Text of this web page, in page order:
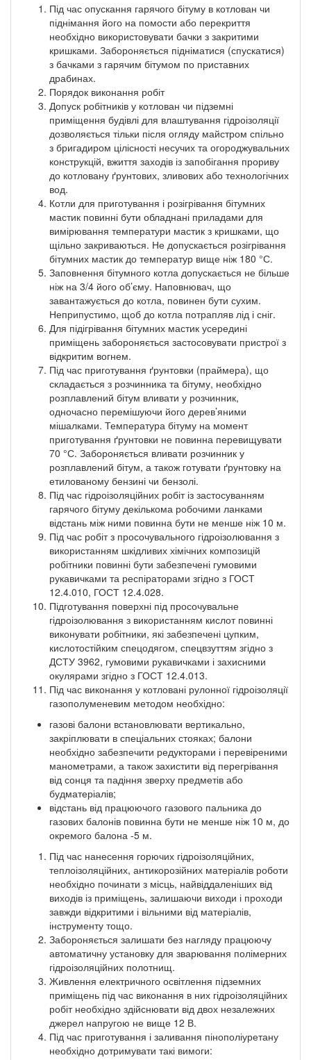
Під час опускання гарячого бітуму в котлован чи
піднімання його на помости або перекриття
необхідно використовувати бачки з закритими
кришками. Забороняється підніматися (спускатися)
з бачками з гарячим бітумом по приставних
драбинах.
Порядок виконання робіт
Допуск робітників у котлован чи підземні
приміщення будівлі для влаштування гідроізоляції
дозволяється тільки після огляду майстром спільно
з бригадиром цілісності несучих та огороджувальних
конструкцій, вжиття заходів із запобігання прориву
до котловану ґрунтових, зливових або технологічних
вод.
Котли для приготування і розігрівання бітумних
мастик повинні бути обладнані приладами для
вимірювання температури мастик з кришками, що
щільно закриваються. Не допускається розігрівання
бітумних мастик до температур вище ніж 180 °С.
Заповнення бітумного котла допускається не більше
ніж на 3/4 його об’єму. Наповнювач, що
завантажується до котла, повинен бути сухим.
Неприпустимо, щоб до котла потрапляв лід і сніг.
Для підігрівання бітумних мастик усередині
приміщень забороняється застосовувати пристрої з
відкритим вогнем.
Під час приготування ґрунтовки (праймера), що
складається з розчинника та бітуму, необхідно
розплавлений бітум вливати у розчинник,
одночасно перемішуючи його дерев’яними
мішалками. Температура бітуму на момент
приготування ґрунтовки не повинна перевищувати
70 °С. Забороняється вливати розчинник у
розплавлений бітум, а також готувати ґрунтовку на
етилованому бензині чи бензолі.
Під час гідроізоляційних робіт із застосуванням
гарячого бітуму декількома робочими ланками
відстань між ними повинна бути не менше ніж 10 м.
Під час робіт з просочувального гідроізолювання з
використанням шкідливих хімічних композицій
робітники повинні бути забезпечені гумовими
рукавичками та респіраторами згідно з ГОСТ
12.4.010, ГОСТ 12.4.028.
Підготування поверхні під просочувальне
гідроізолювання з використанням кислот повинні
виконувати робітники, які забезпечені цупким,
кислотостійким спецодягом, спецвзуттям згідно з
ДСТУ 3962, гумовими рукавичками і захисними
окулярами згідно з ГОСТ 12.4.013.
Під час виконання у котловані рулонної гідроізоляції
газополуменевим методом необхідно:
газові балони встановлювати вертикально,
закріплювати в спеціальних стояках; балони
необхідно забезпечити редукторами і перевіреними
манометрами, а також захистити від перегрівання
від сонця та падіння зверху предметів або
будматеріалів;
відстань від працюючого газового пальника до
газових балонів повинна бути не менше ніж 10 м, до
окремого балона -5 м.
Під час нанесення горючих гідроізоляційних,
теплоізоляційних, антикорозійних матеріалів роботи
необхідно починати з місць, найвіддаленіших від
виходів із приміщень, залишаючи виходи і проходи
завжди відкритими і вільними від матеріалів,
інструменту тощо.
Забороняється залишати без нагляду працюючу
автоматичну установку для зварювання полімерних
гідроізоляційних полотнищ.
Живлення електричного освітлення підземних
приміщень під час виконання в них гідроізоляційних
робіт необхідно здійснювати від двох незалежних
джерел напругою не вище 12 В.
Під час приготування і заливання пінополіуретану
необхідно дотримувати такі вимоги: